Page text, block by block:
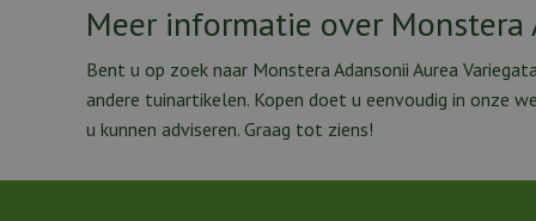
Meer informatie over Monstera
Bent u op zoek naar Monstera Adansonii Aurea
andere tuinartikelen. Kopen doet u eenvoudig in onze
u kunnen adviseren. Graag tot ziens!